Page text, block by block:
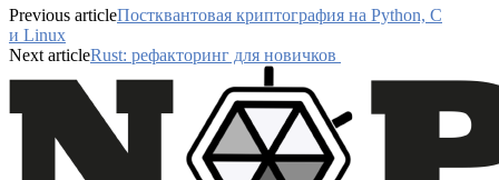
Previous articleПостквантовая криптография на Python, C
и Linux
Next articleRust: рефакторинг для новичков